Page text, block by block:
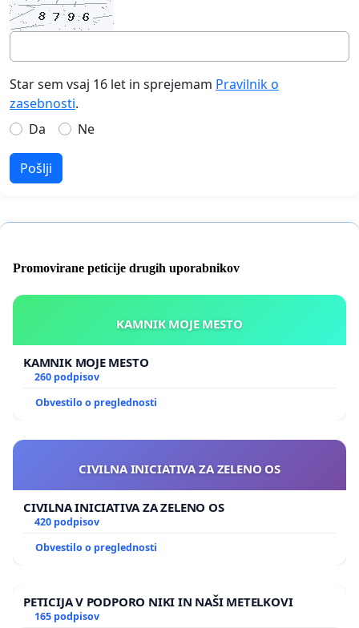
Star sem vsaj 16 let in sprejemam Pravilnik o
zasebnosti.
Da
Ne
Pošlji
Promovirane peticije drugih uporabnikov
KAMNIK MOJE MESTO
KAMNIK MOJE MESTO
260 podpisov
Obvestilo o preglednosti
CIVILNA INICIATIVA ZA ZELENO OS
CIVILNA INICIATIVA ZA ZELENO OS
420 podpisov
Obvestilo o preglednosti
PETICIJA V PODPORO NIKI IN NAŠI METELKOVI
165 podpisov